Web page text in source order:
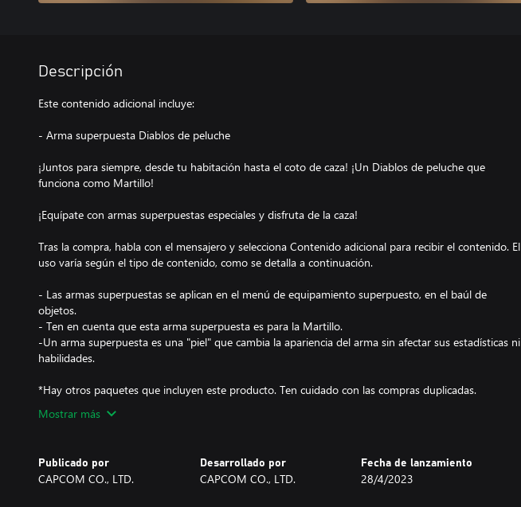
Descripción
Este contenido adicional incluye:
- Arma superpuesta Diablos de peluche
¡Juntos para siempre, desde tu habitación hasta el coto de caza! ¡Un Diablos de peluche que
funciona como Martillo!
¡Equípate con armas superpuestas especiales y disfruta de la caza!
Tras la compra, habla con el mensajero y selecciona Contenido adicional para recibir el contenido. El
uso varía según el tipo de contenido, como se detalla a continuación.
- Las armas superpuestas se aplican en el menú de equipamiento superpuesto, en el baúl de
objetos.
- Ten en cuenta que esta arma superpuesta es para la Martillo.
-Un arma superpuesta es una "piel" que cambia la apariencia del arma sin afectar sus estadísticas ni
habilidades.
*Hay otros paquetes que incluyen este producto. Ten cuidado con las compras duplicadas.
Mostrar más
Publicado por
CAPCOM CO., LTD.
Desarrollado por
CAPCOM CO., LTD.
Fecha de lanzamiento
28/4/2023